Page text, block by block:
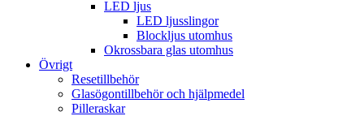
LED ljus
LED ljusslingor
Blockljus utomhus
Okrossbara glas utomhus
Övrigt
Resetillbehör
Glasögontillbehör och hjälpmedel
Pilleraskar